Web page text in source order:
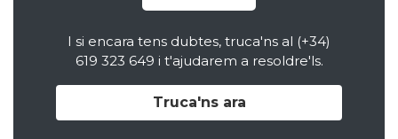
I si encara tens dubtes, truca'ns al (+34)
619 323 649 i t'ajudarem a resoldre'ls.
Truca'ns ara